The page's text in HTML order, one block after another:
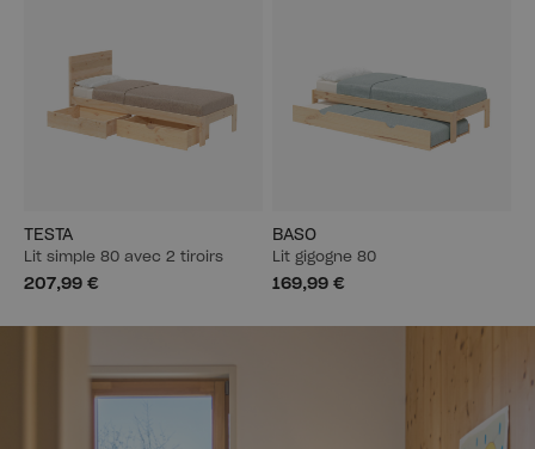
TESTA
Lit simple 80 avec 2 tiroirs
207,99 €
BASO
Lit gigogne 80
169,99 €